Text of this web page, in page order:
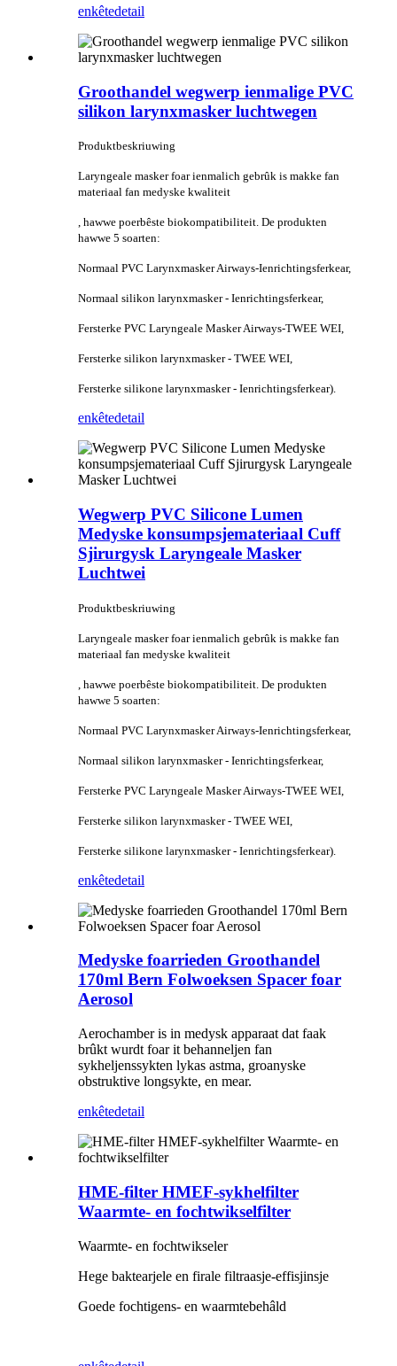
enkêtedetail
Groothandel wegwerp ienmalige PVC
silikon larynxmasker luchtwegen
Produktbeskriuwing
Laryngeale masker foar ienmalich gebrûk is makke fan
materiaal fan medyske kwaliteit
, hawwe poerbêste biokompatibiliteit. De produkten
hawwe 5 soarten:
Normaal PVC Larynxmasker Airways-Ienrichtingsferkear,
Normaal silikon larynxmasker - Ienrichtingsferkear,
Fersterke PVC Laryngeale Masker Airways-TWEE WEI,
Fersterke silikon larynxmasker - TWEE WEI,
Fersterke silikone larynxmasker - Ienrichtingsferkear).
enkêtedetail
Wegwerp PVC Silicone Lumen
Medyske konsumpsjemateriaal Cuff
Sjirurgysk Laryngeale Masker
Luchtwei
Produktbeskriuwing
Laryngeale masker foar ienmalich gebrûk is makke fan
materiaal fan medyske kwaliteit
, hawwe poerbêste biokompatibiliteit. De produkten
hawwe 5 soarten:
Normaal PVC Larynxmasker Airways-Ienrichtingsferkear,
Normaal silikon larynxmasker - Ienrichtingsferkear,
Fersterke PVC Laryngeale Masker Airways-TWEE WEI,
Fersterke silikon larynxmasker - TWEE WEI,
Fersterke silikone larynxmasker - Ienrichtingsferkear).
enkêtedetail
Medyske foarrieden Groothandel
170ml Bern Folwoeksen Spacer foar
Aerosol
Aerochamber is in medysk apparaat dat faak
brûkt wurdt foar it behanneljen fan
sykheljenssykten lykas astma, groanyske
obstruktive longsykte, en mear.
enkêtedetail
HME-filter HMEF-sykhelfilter
Waarmte- en fochtwikselfilter
Waarmte- en fochtwikseler
Hege baktearjele en firale filtraasje-effisjinsje
Goede fochtigens- en waarmtebehâld